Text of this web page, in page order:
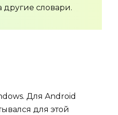
словари.
Для Android
для этой